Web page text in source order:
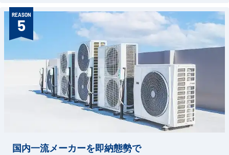
REASON
5
国内一流メーカーを即納態勢で